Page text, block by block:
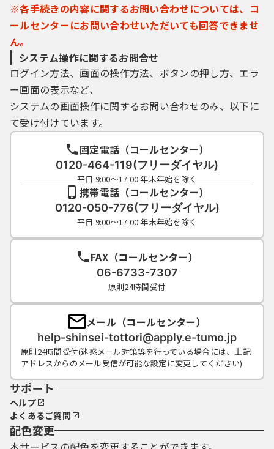
※各手続きの内容に関するお問い合わせについては、コ
ールセンターにお問い合わせいただいても回答できませ
ん。
システム操作に関するお問合せ
ログイン方法、画面の操作方法、ボタンの押し方、エラ
ー画面の表示など、
システムの画面操作に関するお問い合わせのみ、以下に
て受け付けています。
固定電話（コールセンター）
0120-464-119(フリーダイヤル)
平日 9:00～17:00 年末年始を除く
携帯電話（コールセンター）
0120-050-776(フリーダイヤル)
平日 9:00～17:00 年末年始を除く
FAX（コールセンター）
06-6733-7307
原則24時間受付
メール（コールセンター）
help-shinsei-tottori@apply.e-tumo.jp
原則24時間受付(迷惑メール対策等を行っている場合には、上記
アドレスからのメール受信が可能な設定に変更してください)
サポート
ヘルプ
よくあるご質問
配色変更